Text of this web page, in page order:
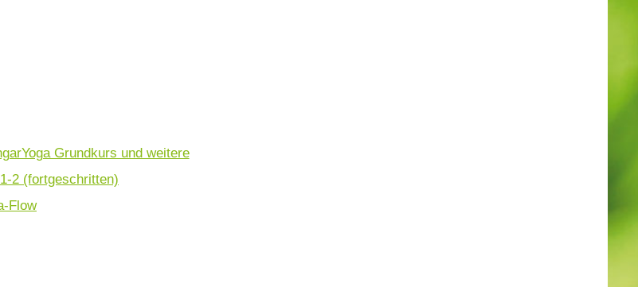
Grundkurs und weitere
2 (fortgeschritten)
Flow